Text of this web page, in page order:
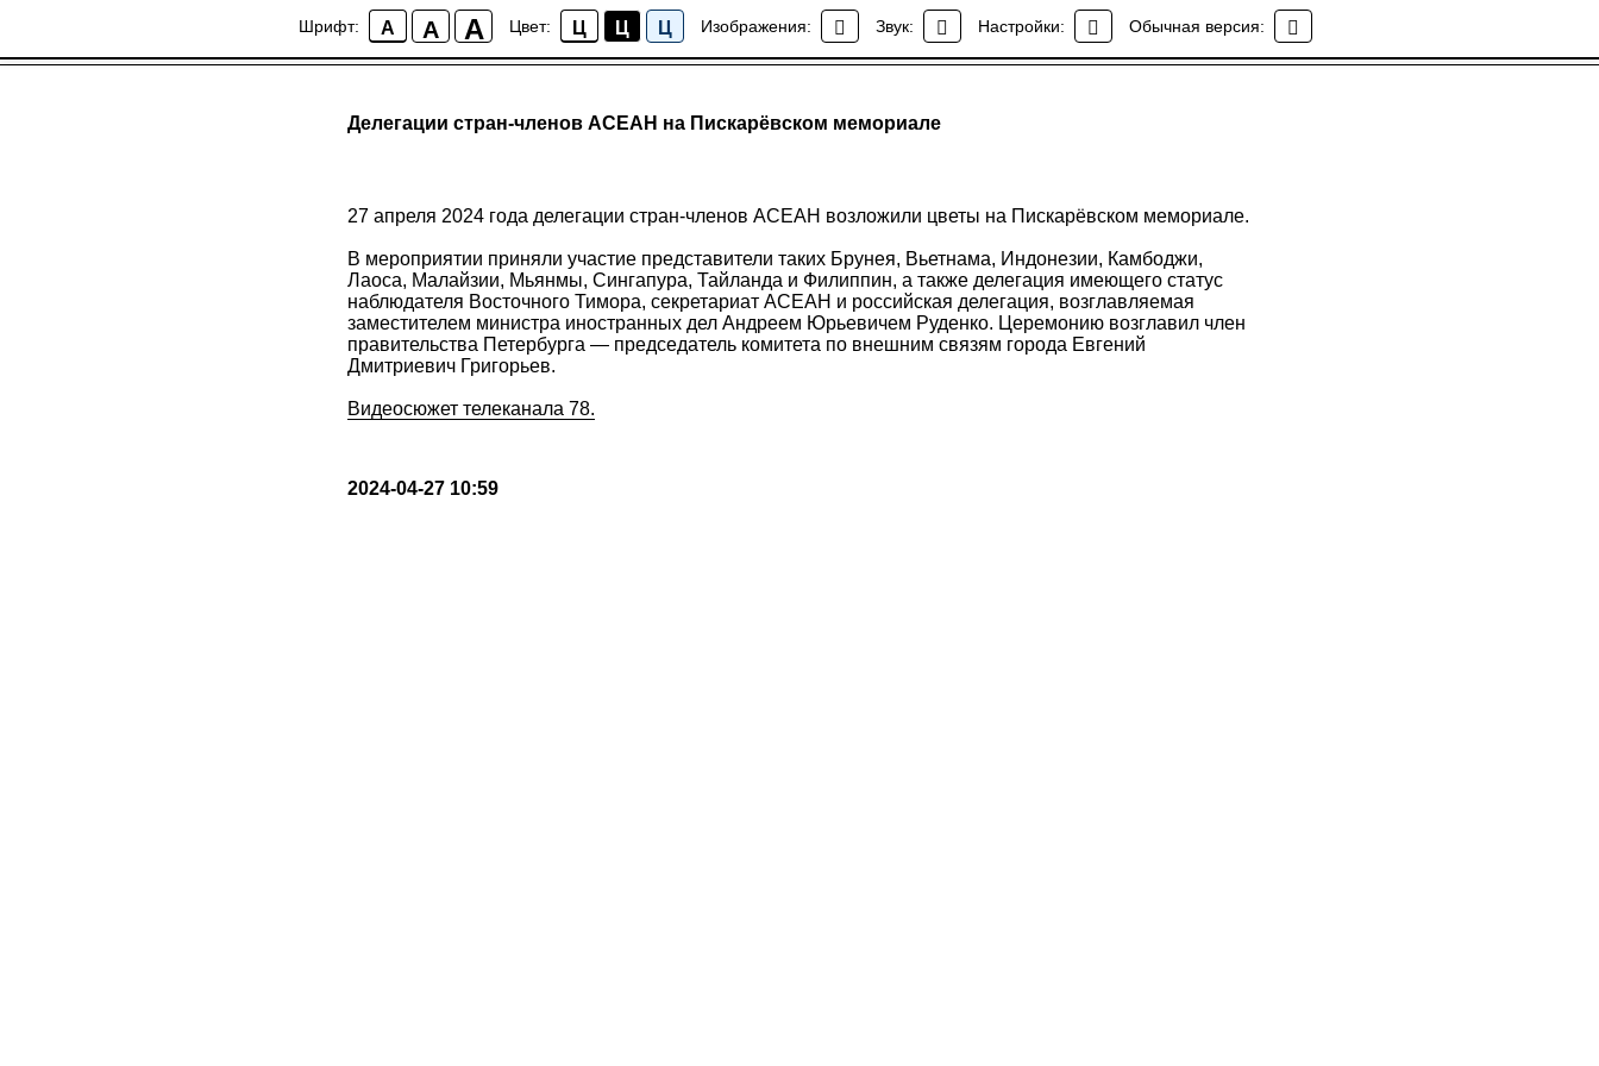
Шрифт: A A A Цвет: Ц Ц Ц Изображения: Звук: Настройки: Обычная версия:
Новости
Делегации стран-членов АСЕАН на Пискарёвском мемориале
27 апреля 2024 года делегации стран-членов АСЕАН возложили цветы на Пискарёвском мемориале.
В мероприятии приняли участие представители таких Брунея, Вьетнама, Индонезии, Камбоджи,
Лаоса, Малайзии, Мьянмы, Сингапура, Тайланда и Филиппин, а также делегация имеющего статус
наблюдателя Восточного Тимора, секретариат АСЕАН и российская делегация, возглавляемая
заместителем министра иностранных дел Андреем Юрьевичем Руденко. Церемонию возглавил член
правительства Петербурга — председатель комитета по внешним связям города Евгений
Дмитриевич Григорьев.
Видеосюжет телеканала 78.
2024-04-27 10:59